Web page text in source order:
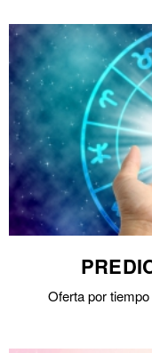
Oferta por